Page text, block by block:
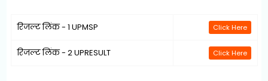
रिजल्ट लिंक - 1 UPMSP Click Here
रिजल्ट लिंक - 2 UPRESULT Click Here